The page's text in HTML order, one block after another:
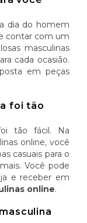
dia do homem
contar com um
masculinas
cada ocasião.
em peças
foi tão
tão fácil. Na
online, você
casuais para o
Você pode
e receber em
online.